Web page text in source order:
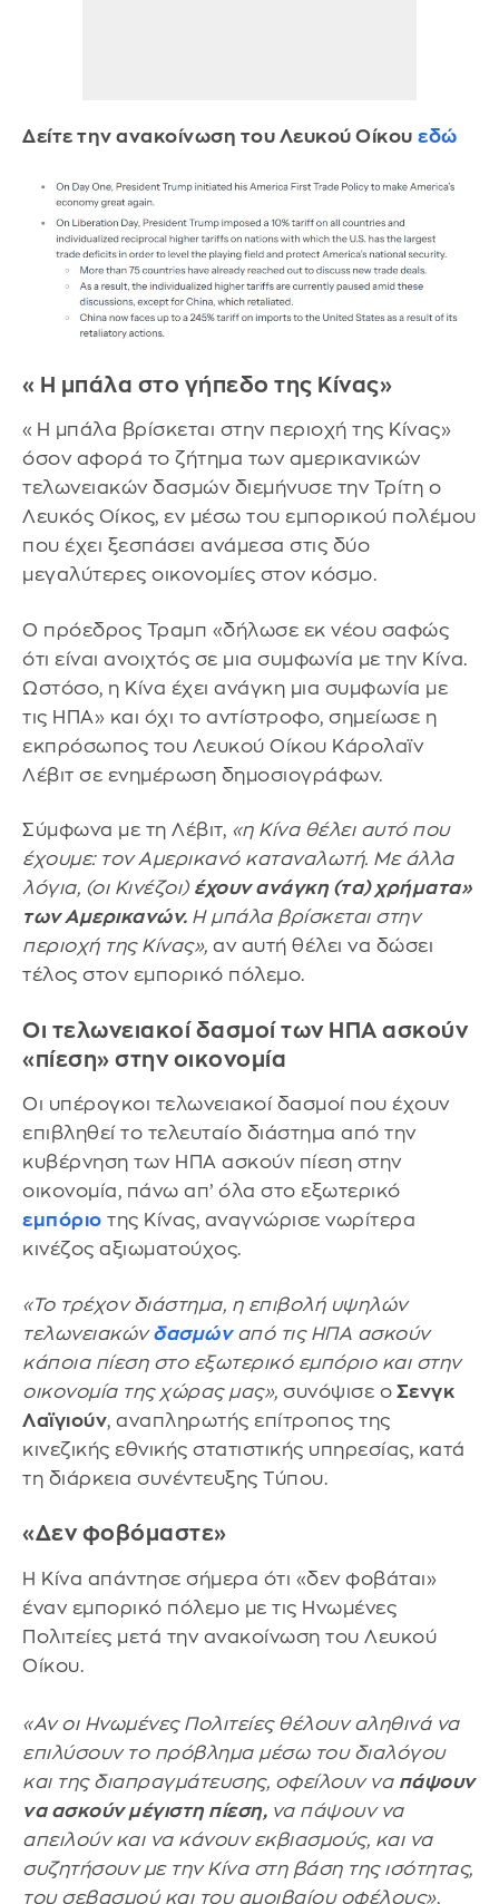
Δείτε την ανακοίνωση του Λευκού Οίκου εδώ
«Η μπάλα στο γήπεδο της Κίνας»
«Η μπάλα βρίσκεται στην περιοχή της Κίνας»
όσον αφορά το ζήτημα των αμερικανικών
τελωνειακών δασμών διεμήνυσε την Τρίτη ο
Λευκός Οίκος, εν μέσω του εμπορικού πολέμου
που έχει ξεσπάσει ανάμεσα στις δύο
μεγαλύτερες οικονομίες στον κόσμο.
Ο πρόεδρος Τραμπ «δήλωσε εκ νέου σαφώς
ότι είναι ανοιχτός σε μια συμφωνία με την Κίνα.
Ωστόσο, η Κίνα έχει ανάγκη μια συμφωνία με
τις ΗΠΑ» και όχι το αντίστροφο, σημείωσε η
εκπρόσωπος του Λευκού Οίκου Κάρολαϊν
Λέβιτ σε ενημέρωση δημοσιογράφων.
Σύμφωνα με τη Λέβιτ, «η Κίνα θέλει αυτό που
έχουμε: τον Αμερικανό καταναλωτή. Με άλλα
λόγια, (οι Κινέζοι) έχουν ανάγκη (τα) χρήματα»
των Αμερικανών. Η μπάλα βρίσκεται στην
περιοχή της Κίνας», αν αυτή θέλει να δώσει
τέλος στον εμπορικό πόλεμο.
Οι τελωνειακοί δασμοί των ΗΠΑ ασκούν
«πίεση» στην οικονομία
Οι υπέρογκοι τελωνειακοί δασμοί που έχουν
επιβληθεί το τελευταίο διάστημα από την
κυβέρνηση των ΗΠΑ ασκούν πίεση στην
οικονομία, πάνω απ’ όλα στο εξωτερικό
εμπόριο της Κίνας, αναγνώρισε νωρίτερα
κινέζος αξιωματούχος.
«Το τρέχον διάστημα, η επιβολή υψηλών
τελωνειακώνδασμώναπό τις ΗΠΑ ασκούν
κάποια πίεση στο εξωτερικό εμπόριο και στην
οικονομία της χώρας μας», συνόψισε ο Σενγκ
Λαϊγιούν, αναπληρωτής επίτροπος της
κινεζικής εθνικής στατιστικής υπηρεσίας, κατά
τη διάρκεια συνέντευξης Τύπου.
«Δεν φοβόμαστε»
Η Κίνα απάντησε σήμερα ότι «δεν φοβάται»
έναν εμπορικό πόλεμο με τις Ηνωμένες
Πολιτείες μετά την ανακοίνωση του Λευκού
Οίκου.
«Αν οι Ηνωμένες Πολιτείες θέλουν αληθινά να
επιλύσουν το πρόβλημα μέσω του διαλόγου
και της διαπραγμάτευσης, οφείλουν να πάψουν
να ασκούν μέγιστη πίεση, να πάψουν να
απειλούν και να κάνουν εκβιασμούς, και να
συζητήσουν με την Κίνα στη βάση της ισότητας,
του σεβασμού και του αμοιβαίου οφέλους»,